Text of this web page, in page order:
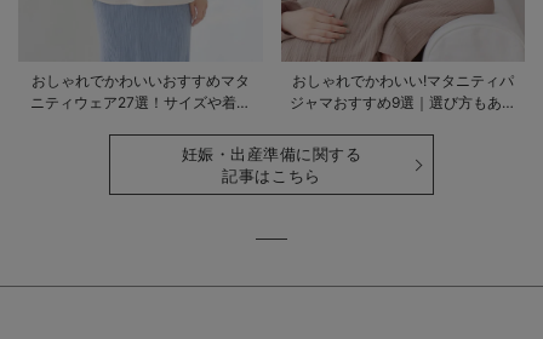
おしゃれでかわいいおすすめマタ
ニティウェア27選！サイズや着る
おしゃれでかわいい!マタニティパ
ジャマおすすめ9選｜選び方もあわ
妊娠・出産準備に関する
記事はこちら